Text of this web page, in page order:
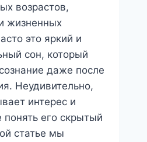
возрастов,
жизненных
это яркий и
сон, который
даже после
Неудивительно,
интерес и
понять его скрытый
статье мы